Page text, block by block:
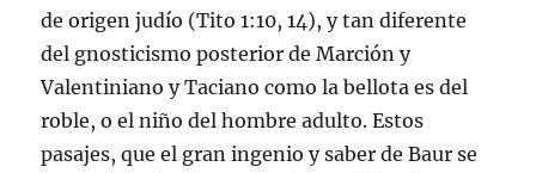
de origen judío (Tito 1:10,14), y tan diferente
del gnosticismo posterior de Marción y
Valentiniano y Taciano como la bellota es del
roble, o el niño del hombre adulto. Estos
pasajes, que el gran ingenio y saber de Baur se